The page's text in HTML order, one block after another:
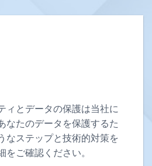
ィとデータの保護は当社に
なたのデータを保護するた
なステップと技術的対策を
をご確認ください。